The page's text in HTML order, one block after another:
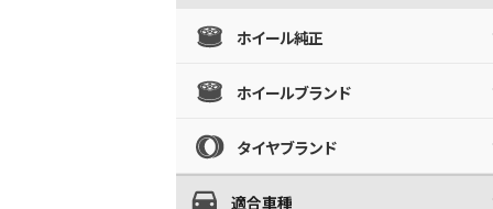
ホイール純正
ホイールブランド
タイヤブランド
適合車種